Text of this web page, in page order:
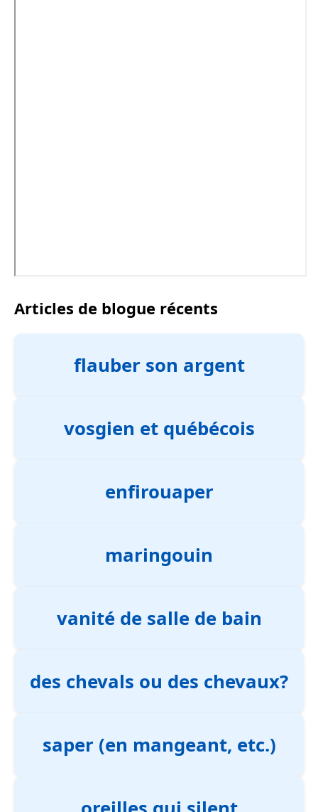
Articles de blogue récents
flauber son argent
vosgien et québécois
enfirouaper
maringouin
vanité de salle de bain
des chevals ou des chevaux?
saper (en mangeant, etc.)